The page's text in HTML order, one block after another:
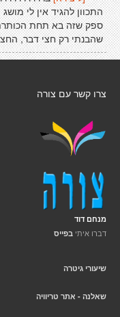
התכוון להגיד אין לי
ספק שזה בא תחת
שהבנתי רק חצי דבר,
צרו קשר עם צורה
מנחם דוד
דברו איתי בפייס
שיעורי גיטרה
שאלנה - אתר טריוויה